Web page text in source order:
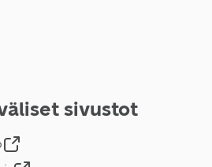
sivustot